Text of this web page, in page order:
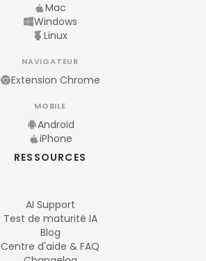
Mac
Windows
Linux
NAVIGATEUR
Extension Chrome
MOBILE
Android
iPhone
RESSOURCES
AI Support
Test de maturité IA
Blog
Centre d'aide & FAQ